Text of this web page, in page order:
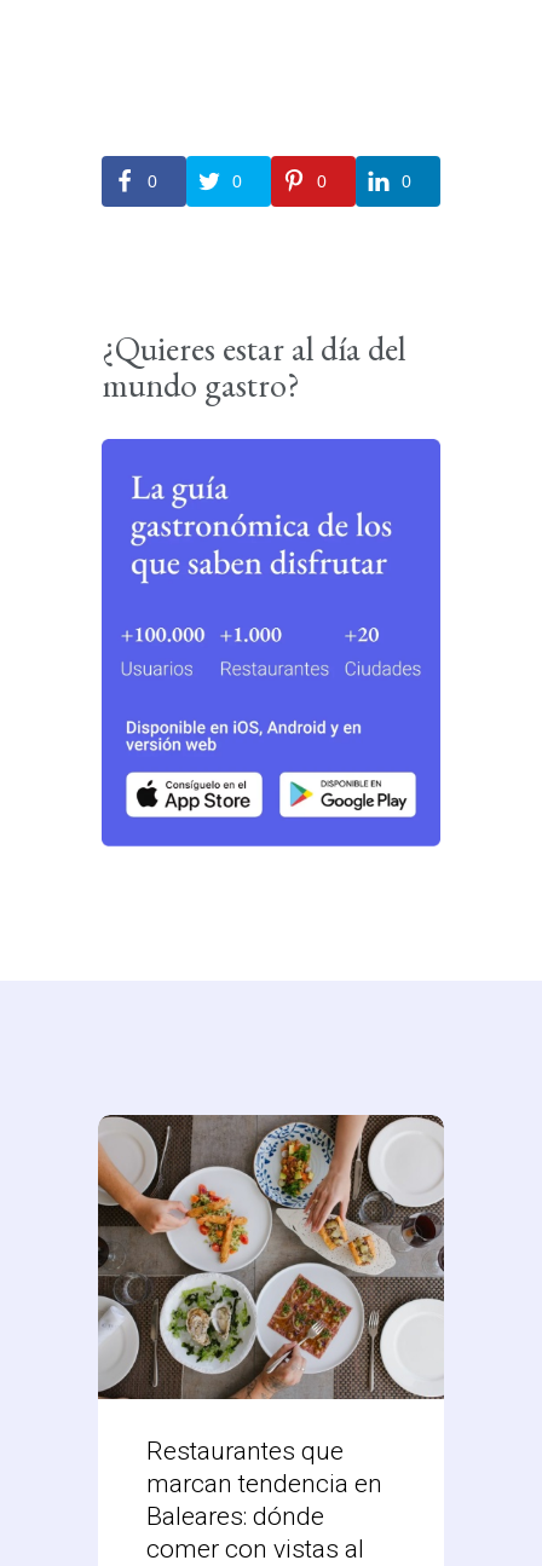
0 0 0 0
¿Quieres estar al día del
mundo gastro?
Restaurantes que
marcan tendencia en
Baleares: dónde
comer con vistas al